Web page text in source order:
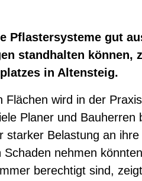
Pflastersysteme gut
standhalten können,
in Altensteig.
Flächen wird in der
Planer und Bauherren
starker Belastung an
Schaden nehmen
berechtigt sind,